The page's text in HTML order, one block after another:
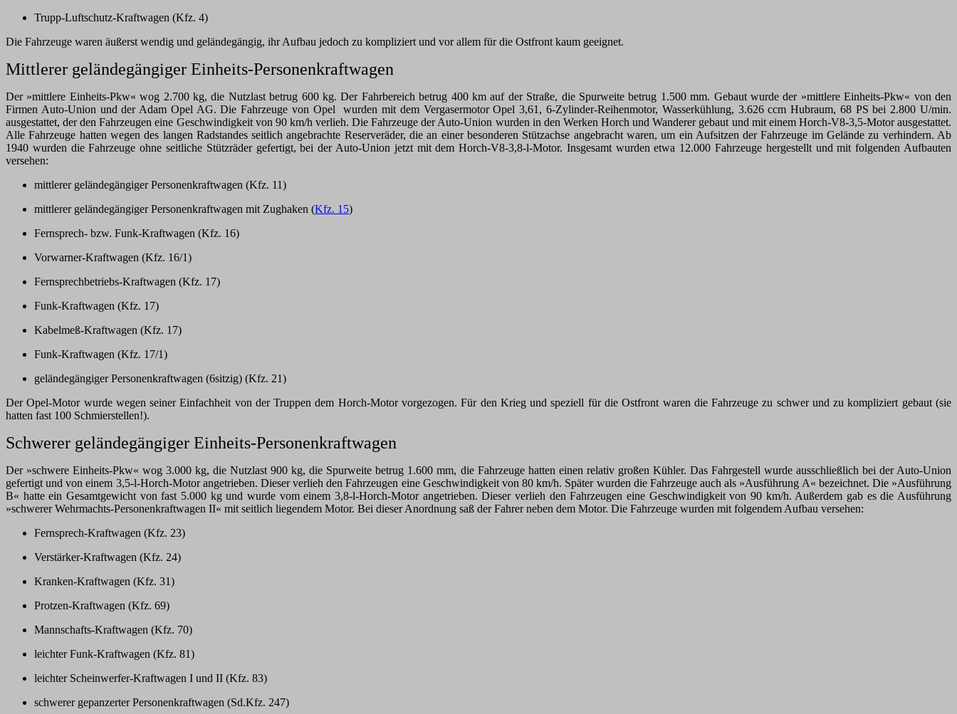
Trupp-Luftschutz-Kraftwagen (Kfz. 4)
Die Fahrzeuge waren äußerst wendig und geländegängig, ihr Aufbau jedoch zu kompliziert und vor allem für die Ostfront kaum geeignet.
Mittlerer geländegängiger Einheits-Personenkraftwagen
Der »mittlere Einheits-Pkw« wog 2.700 kg, die Nutzlast betrug 600 kg. Der Fahrbereich betrug 400 km auf der Straße, die Spurweite betrug 1.500 mm. Gebaut wurde der »mittlere Einheits-Pkw« von den
Firmen Auto-Union und der Adam Opel AG. Die Fahrzeuge von Opel wurden mit dem Vergasermotor Opel 3,61, 6-Zylinder-Reihenmotor, Wasserkühlung, 3.626 ccm Hubraum, 68 PS bei 2.800 U/min.
ausgestattet, der den Fahrzeugen eine Geschwindigkeit von 90 km/h verlieh. Die Fahrzeuge der Auto-Union wurden in den Werken Horch und Wanderer gebaut und mit einem Horch-V8-3,5-Motor ausgestattet.
Alle Fahrzeuge hatten wegen des langen Radstandes seitlich angebrachte Reserveräder, die an einer besonderen Stützachse angebracht waren, um ein Aufsitzen der Fahrzeuge im Gelände zu verhindern. Ab
1940 wurden die Fahrzeuge ohne seitliche Stützräder gefertigt, bei der Auto-Union jetzt mit dem Horch-V8-3,8-l-Motor. Insgesamt wurden etwa 12.000 Fahrzeuge hergestellt und mit folgenden Aufbauten
versehen:
mittlerer geländegängiger Personenkraftwagen (Kfz. 11)
mittlerer geländegängiger Personenkraftwagen mit Zughaken (Kfz. 15)
Fernsprech- bzw. Funk-Kraftwagen (Kfz. 16)
Vorwarner-Kraftwagen (Kfz. 16/1)
Fernsprechbetriebs-Kraftwagen (Kfz. 17)
Funk-Kraftwagen (Kfz. 17)
Kabelmeß-Kraftwagen (Kfz. 17)
Funk-Kraftwagen (Kfz. 17/1)
geländegängiger Personenkraftwagen (6sitzig) (Kfz. 21)
Der Opel-Motor wurde wegen seiner Einfachheit von der Truppen dem Horch-Motor vorgezogen. Für den Krieg und speziell für die Ostfront waren die Fahrzeuge zu schwer und zu kompliziert gebaut (sie
hatten fast 100 Schmierstellen!).
Schwerer geländegängiger Einheits-Personenkraftwagen
Der »schwere Einheits-Pkw« wog 3.000 kg, die Nutzlast 900 kg, die Spurweite betrug 1.600 mm, die Fahrzeuge hatten einen relativ großen Kühler. Das Fahrgestell wurde ausschließlich bei der Auto-Union
gefertigt und von einem 3,5-l-Horch-Motor angetrieben. Dieser verlieh den Fahrzeugen eine Geschwindigkeit von 80 km/h. Später wurden die Fahrzeuge auch als »Ausführung A« bezeichnet. Die »Ausführung
B« hatte ein Gesamtgewicht von fast 5.000 kg und wurde vom einem 3,8-l-Horch-Motor angetrieben. Dieser verlieh den Fahrzeugen eine Geschwindigkeit von 90 km/h. Außerdem gab es die Ausführung
»schwerer Wehrmachts-Personenkraftwagen II« mit seitlich liegendem Motor. Bei dieser Anordnung saß der Fahrer neben dem Motor. Die Fahrzeuge wurden mit folgendem Aufbau versehen:
Fernsprech-Kraftwagen (Kfz. 23)
Verstärker-Kraftwagen (Kfz. 24)
Kranken-Kraftwagen (Kfz. 31)
Protzen-Kraftwagen (Kfz. 69)
Mannschafts-Kraftwagen (Kfz. 70)
leichter Funk-Kraftwagen (Kfz. 81)
leichter Scheinwerfer-Kraftwagen I und II (Kfz. 83)
schwerer gepanzerter Personenkraftwagen (Sd.Kfz. 247)